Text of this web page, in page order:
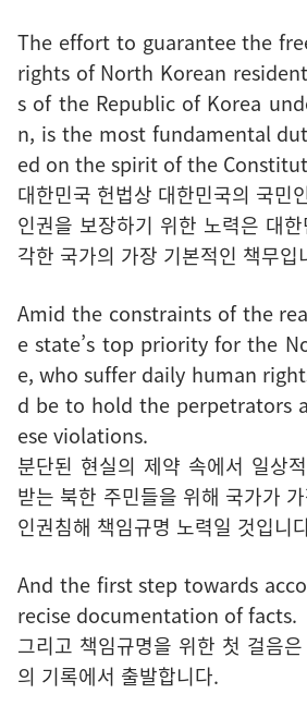
The effort to guarantee the
rights of North Korean
s of the Republic of Korea
n, is the most fundamental
ed on the spirit of the
대한민국 헌법상 대한민국의 국민
인권을 보장하기 위한 노력은 대
각한 국가의 가장 기본적인 책무입
Amid the constraints of the
e state’s top priority for the
e, who suffer daily human
d be to hold the perpetrators
ese violations.
분단된 현실의 제약 속에서 일상
받는 북한 주민들을 위해 국가가
인권침해 책임규명 노력일 것입니
And the first step towards
recise documentation of facts.
그리고 책임규명을 위한 첫 걸음
의 기록에서 출발합니다.